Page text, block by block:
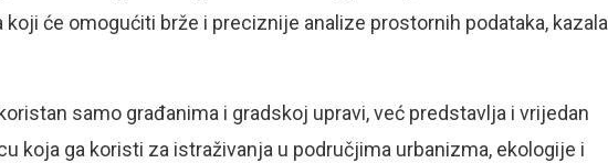
koji će omogućiti brže i preciznije analize prostornih podataka, kazala
samo građanima i gradskoj upravi, već predstavlja i vrijedan
koja ga koristi za istraživanja u područjima urbanizma, ekologije i